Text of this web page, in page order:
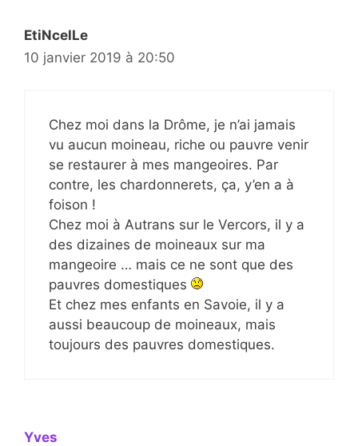
EtiNcelLe
10 janvier 2019 à 20:50
Chez moi dans la Drôme, je n’ai jamais
vu aucun moineau, riche ou pauvre venir
se restaurer à mes mangeoires. Par
contre, les chardonnerets, ça, y’en a à
foison !
Chez moi à Autrans sur le Vercors, il y a
des dizaines de moineaux sur ma
mangeoire … mais ce ne sont que des
pauvres domestiques
Et chez mes enfants en Savoie, il y a
aussi beaucoup de moineaux, mais
toujours des pauvres domestiques.
Yves